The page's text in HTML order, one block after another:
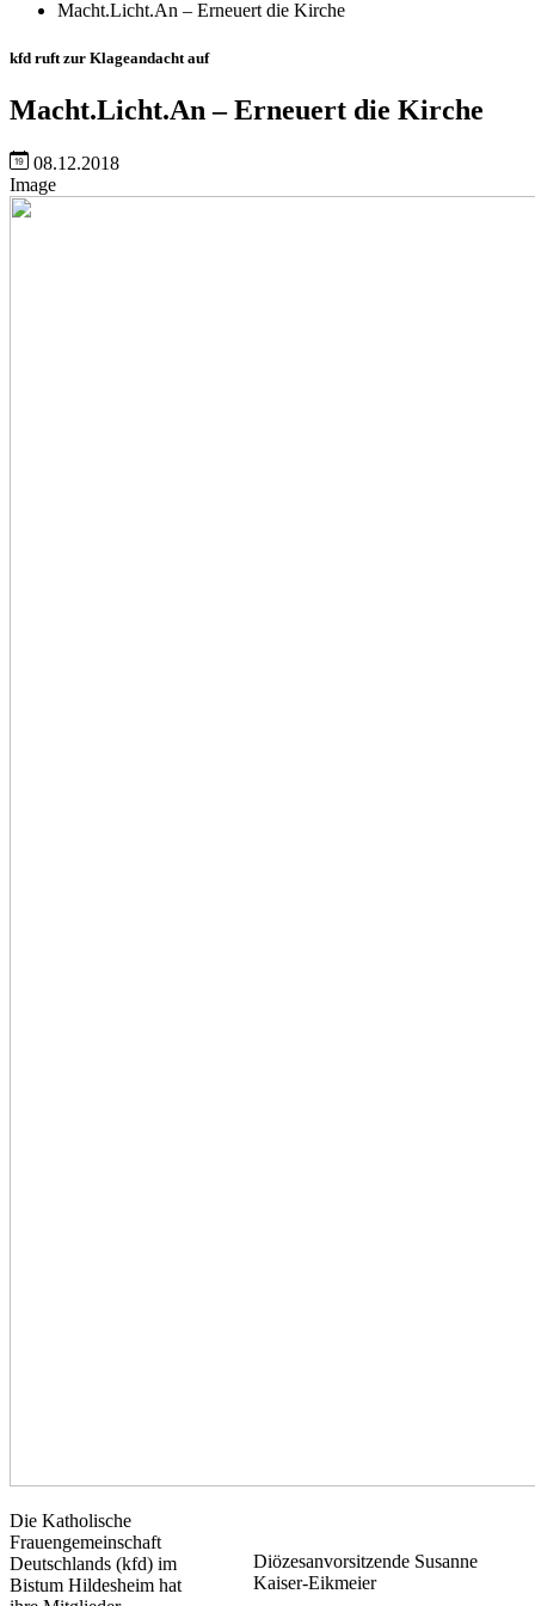
Macht.Licht.An – Erneuert die Kirche
kfd ruft zur Klageandacht auf
Macht.Licht.An – Erneuert die Kirche
08.12.2018
Image
Diözesanvorsitzende Susanne
Kaiser-Eikmeier
Die Katholische
Frauengemeinschaft
Deutschlands (kfd) im
Bistum Hildesheim hat